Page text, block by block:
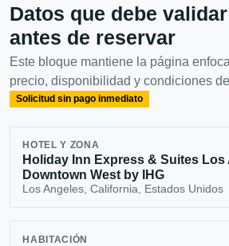
Datos que debe
antes de reservar
Este bloque mantiene la página
precio, disponibilidad y condiciones
Solicitud sin pago inmediato
HOTEL Y ZONA
Holiday Inn Express & Suites Los
Downtown West by IHG
Los Angeles, California, Estados Unidos
HABITACIÓN